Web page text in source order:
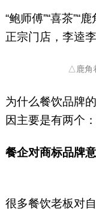
“鲍师傅”“喜茶”“
正宗门店，李逵
△鹿角
为什么餐饮品牌
因主要是有两个：
餐企对商标品牌
很多餐饮老板对